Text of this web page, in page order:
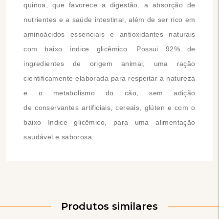
quinoa, que favorece a digestão, a absorção de
nutrientes e a saúde intestinal, além de ser rico em
aminoácidos essenciais e antioxidantes naturais
com baixo índice glicêmico. Possui 92% de
ingredientes de origem animal, uma ração
cientificamente elaborada para respeitar a natureza
e o metabolismo do cão, sem adição
de conservantes artificiais, cereais, glúten e com o
baixo índice glicêmico, para uma alimentação
saudável e saborosa.
Produtos similares